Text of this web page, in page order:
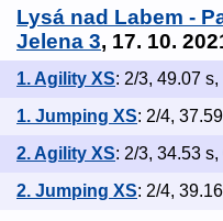
Lysá nad Labem -
Jelena 3, 17. 10.
1. Agility XS: 2/3, 49.07
1. Jumping XS: 2/4,
2. Agility XS: 2/3, 34.53
2. Jumping XS: 2/4,